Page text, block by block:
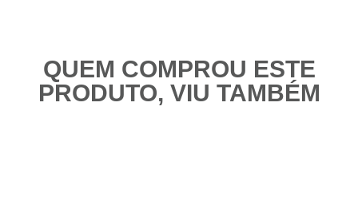
QUEM COMPROU ESTE
PRODUTO, VIU TAMBÉM